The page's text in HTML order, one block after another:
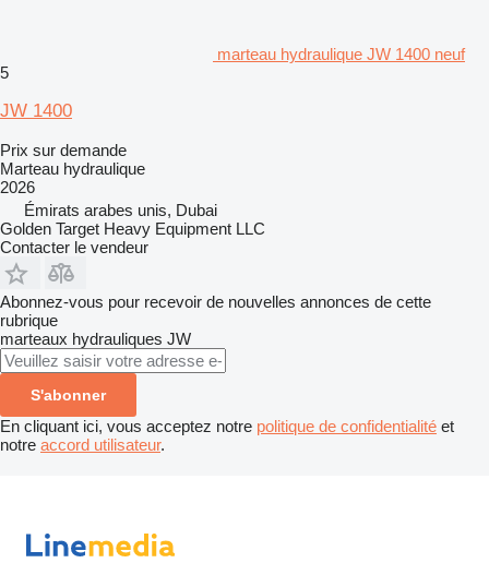
marteau hydraulique JW 1400 neuf
5
JW 1400
Prix sur demande
Marteau hydraulique
2026
Émirats arabes unis, Dubai
Golden Target Heavy Equipment LLC
Contacter le vendeur
Abonnez-vous pour recevoir de nouvelles annonces de cette
rubrique
marteaux hydrauliques JW
S'abonner
En cliquant ici, vous acceptez notre politique de confidentialité et
notre accord utilisateur.